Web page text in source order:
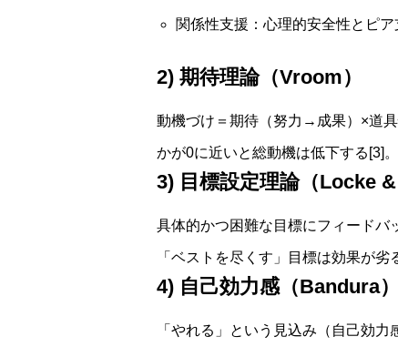
関係性支援：心理的安全性とピア
2) 期待理論（Vroom）
動機づけ＝期待（努力→成果）×道
かが0に近いと総動機は低下する[3]。
3) 目標設定理論（Locke &
具体的かつ困難な目標にフィードバ
「ベストを尽くす」目標は効果が劣
4) 自己効力感（Bandura）
「やれる」という見込み（自己効